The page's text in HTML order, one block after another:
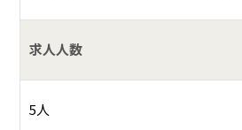
求人人数
5人